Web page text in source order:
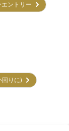
エントリー
回りに)